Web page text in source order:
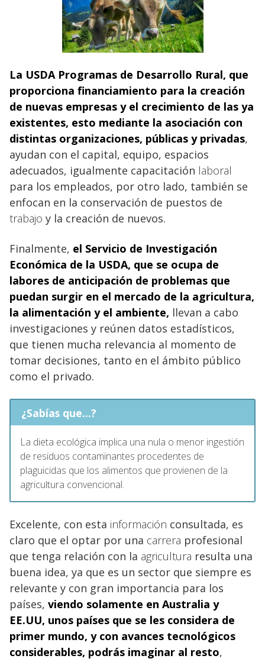
La USDA Programas de Desarrollo Rural, que
proporciona financiamiento para la creación
de nuevas empresas y el crecimiento de las ya
existentes, esto mediante la asociación con
distintas organizaciones, públicas y privadas,
ayudan con el capital, equipo, espacios
adecuados, igualmente capacitación laboral
para los empleados, por otro lado, también se
enfocan en la conservación de puestos de
trabajo y la creación de nuevos.
Finalmente, el Servicio de Investigación
Económica de la USDA, que se ocupa de
labores de anticipación de problemas que
puedan surgir en el mercado de la agricultura,
la alimentación y el ambiente, llevan a cabo
investigaciones y reúnen datos estadísticos,
que tienen mucha relevancia al momento de
tomar decisiones, tanto en el ámbito público
como el privado.
¿Sabías que...?
La dieta ecológica implica una nula o menor ingestión
de residuos contaminantes procedentes de
plaguicidas que los alimentos que provienen de la
agricultura convencional.
Excelente, con esta información consultada, es
claro que el optar por una carrera profesional
que tenga relación con la agricultura resulta una
buena idea, ya que es un sector que siempre es
relevante y con gran importancia para los
países, viendo solamente en Australia y
EE.UU, unos países que se les considera de
primer mundo, y con avances tecnológicos
considerables, podrás imaginar al resto,